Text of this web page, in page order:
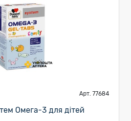
Арт. 77684
Омега-3 для дітей